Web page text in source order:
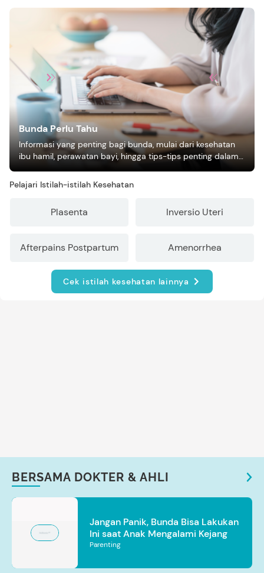
Bunda Perlu Tahu
Informasi yang penting bagi bunda, mulai dari kesehatan
ibu hamil, perawatan bayi, hingga tips-tips penting dalam
mengasuh anak
Pelajari Istilah-istilah Kesehatan
Plasenta Inversio Uteri
Afterpains Postpartum Amenorrhea
Cek istilah kesehatan lainnya
BERSAMA DOKTER & AHLI
Jangan Panik, Bunda Bisa Lakukan
Ini saat Anak Mengalami Kejang
Parenting